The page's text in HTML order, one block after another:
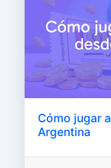
Cómo jugar
Argentina